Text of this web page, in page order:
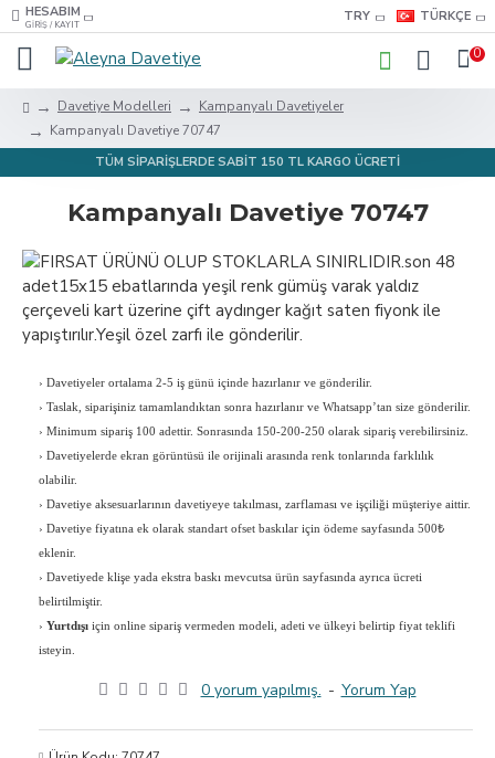
HESABIM
GIRIŞ / KAYIT
TRY TÜRKÇE
0
Davetiye Modelleri
Kampanyalı Davetiyeler
Kampanyalı Davetiye 70747
TÜM SİPARİŞLERDE SABİT 150 TL KARGO ÜCRETİ
Kampanyalı Davetiye 70747
› Davetiyeler ortalama 2-5 iş günü içinde hazırlanır ve gönderilir.
› Taslak, siparişiniz tamamlandıktan sonra hazırlanır ve Whatsapp’tan size gönderilir.
› Minimum sipariş 100 adettir. Sonrasında 150-200-250 olarak sipariş verebilirsiniz.
› Davetiyelerde ekran görüntüsü ile orijinali arasında renk tonlarında farklılık
olabilir.
› Davetiye aksesuarlarının davetiyeye takılması, zarflaması ve işçiliği müşteriye aittir.
› Davetiye fiyatına ek olarak standart ofset baskılar için ödeme sayfasında 500₺
eklenir.
› Davetiyede klişe yada ekstra baskı mevcutsa ürün sayfasında ayrıca ücreti
belirtilmiştir.
› Yurtdışı için online sipariş vermeden modeli, adeti ve ülkeyi belirtip fiyat teklifi
isteyin.
0 yorum yapılmış. - Yorum Yap